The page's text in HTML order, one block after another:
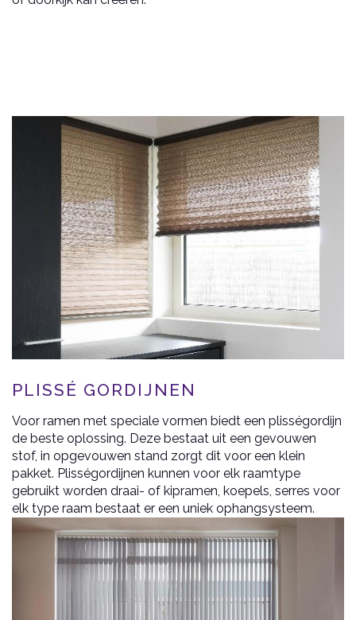
PLISSÉ GORDIJNEN
Voor ramen met speciale vormen biedt een plisségordijn
de beste oplossing. Deze bestaat uit een gevouwen
stof, in opgevouwen stand zorgt dit voor een klein
pakket. Plisségordijnen kunnen voor elk raamtype
gebruikt worden draai- of kipramen, koepels, serres voor
elk type raam bestaat er een uniek ophangsysteem.